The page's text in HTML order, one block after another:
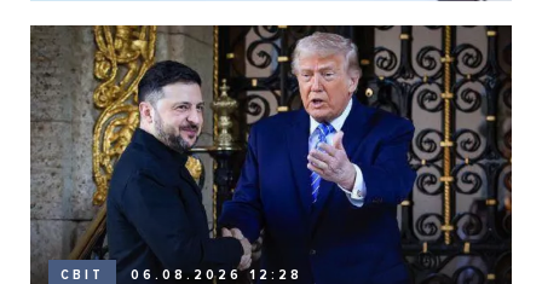
СВІТ 06.08.2026 12:28